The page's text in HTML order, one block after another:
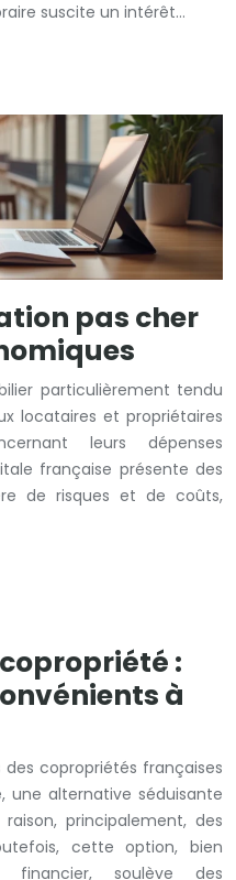
suscite un intérêt…
pas cher
particulièrement tendu
locataires et propriétaires
leurs dépenses
française présente des
de risques et de coûts,
:
à
copropriétés françaises
une alternative séduisante
principalement, des
cette option, bien
soulève des